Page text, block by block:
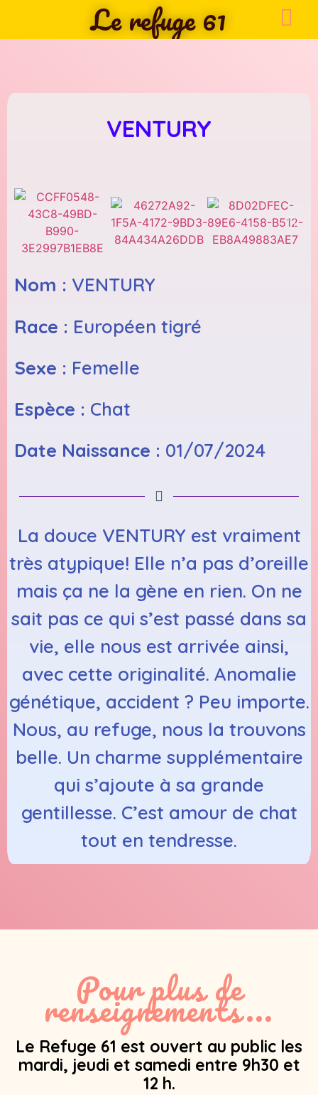
Le refuge 61
VENTURY
Nom : VENTURY
Race : Européen tigré
Sexe : Femelle
Espèce : Chat
Date Naissance : 01/07/2024
La douce VENTURY est vraiment
très atypique! Elle n’a pas d’oreille
mais ça ne la gène en rien. On ne
sait pas ce qui s’est passé dans sa
vie, elle nous est arrivée ainsi,
avec cette originalité. Anomalie
génétique, accident ? Peu importe.
Nous, au refuge, nous la trouvons
belle. Un charme supplémentaire
qui s’ajoute à sa grande
gentillesse. C’est amour de chat
tout en tendresse.
Pour plus de
renseignements...
Le Refuge 61 est ouvert au public les
mardi, jeudi et samedi entre 9h30 et
12 h.